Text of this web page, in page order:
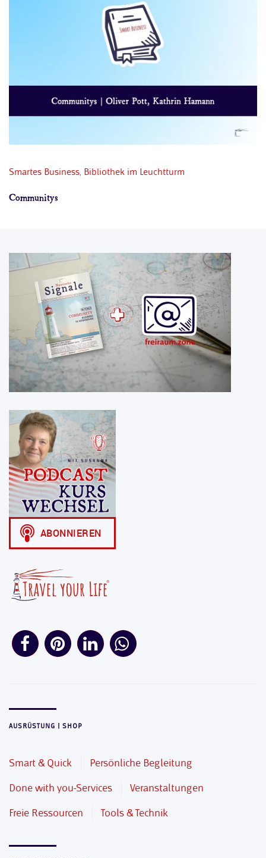
Smartes Business, Bibliothek im Leuchtturm
Magazine machen´s möglich
AUSRÜSTUNG | SHOP
Smart & Quick Persönliche Begleitung
Done with you-Services Veranstaltungen
Freie Ressourcen Tools & Technik